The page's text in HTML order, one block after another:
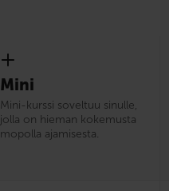
Mini
Mini-kurssi soveltuu sinulle,
jolla on hieman kokemusta
mopolla ajamisesta.